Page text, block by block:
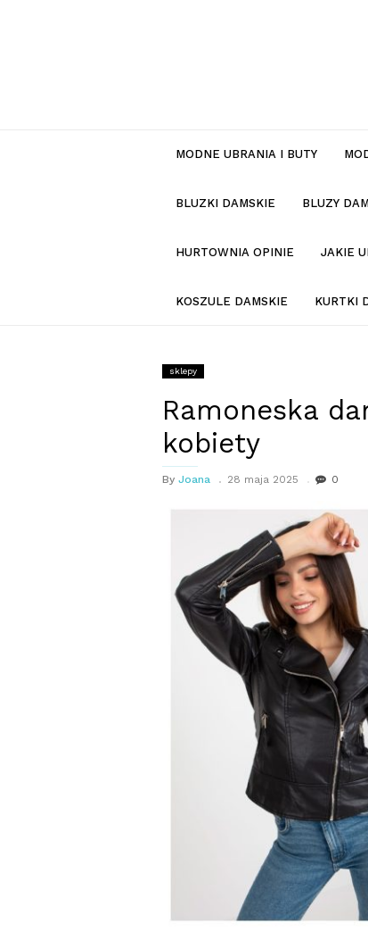
MODNE UBRANIA I BUTY
BLUZKI DAMSKIE BLUZY
HURTOWNIA OPINIE JAKIE
KOSZULE DAMSKIE KURTKI
sklepy
Ramoneska
kobiety
By Joana 28 maja 2025 0